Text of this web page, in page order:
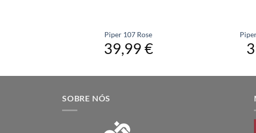
Piper 107 Rose
39,99 €
SOBRE NÓS